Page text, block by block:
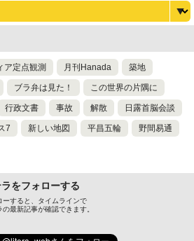
ア定点観測 月刊Hanada 築地
ブラ弁は見た！ この世界の片隅に
行政文書 事故 解散 日露首脳会談
7 新しい地図 平昌五輪 野間易通
ラをフォローする
ーすると、タイムラインで
の最新記事が確認できます。